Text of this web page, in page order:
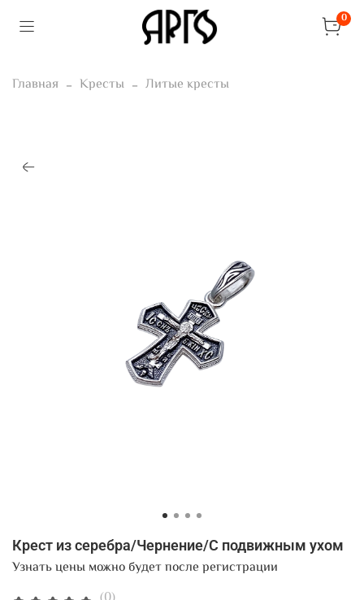
0
Главная Кресты Литые кресты
Крест из серебра/Чернение/С подвижным ухом
Узнать цены можно будет после регистрации